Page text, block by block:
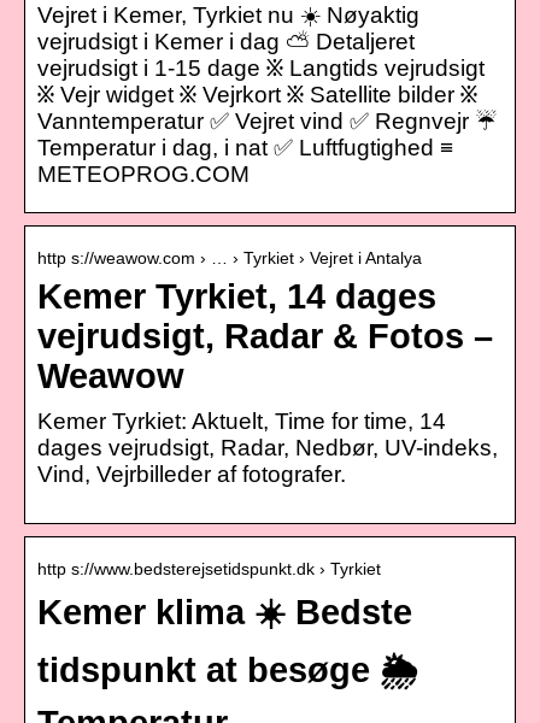
Vejret i Kemer, Tyrkiet nu ☀️ Nøyaktig
vejrudsigt i Kemer i dag ⛅ Detaljeret
vejrudsigt i 1-15 dage ፠ Langtids vejrudsigt
፠ Vejr widget ፠ Vejrkort ፠ Satellite bilder ፠
Vanntemperatur ✅ Vejret vind ✅ Regnvejr ☔
Temperatur i dag, i nat ✅ Luftfugtighed ≡
METEOPROG.COM
http s://weawow.com › … › Tyrkiet › Vejret i Antalya
Kemer Tyrkiet, 14 dages
vejrudsigt, Radar & Fotos –
Weawow
Kemer Tyrkiet: Aktuelt, Time for time, 14
dages vejrudsigt, Radar, Nedbør, UV-indeks,
Vind, Vejrbilleder af fotografer.
http s://www.bedsterejsetidspunkt.dk › Tyrkiet
Kemer klima ☀️ Bedste
tidspunkt at besøge 🌦️